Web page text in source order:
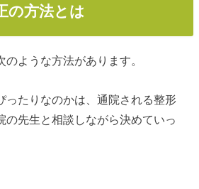
の方法とは
ような方法があります。
ったりなのかは、通院される整形
の先生と相談しながら決めていっ